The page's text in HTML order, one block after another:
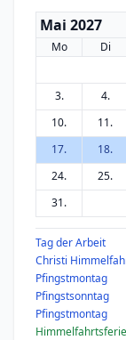
Mai 2027
Mo Di
3.
4.
10.
11.
17.
18.
24.
25.
31.
Tag der Arbeit
Christi
Pfingstmontag
Pfingstsonntag
Pfingstmontag